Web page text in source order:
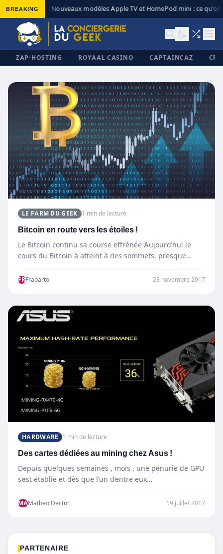
BREAKING Nouveaux modèles Apple TV et HomePod mini : ce qu’on
ZAP-HOSTING ROYAAL CASINO CAPTAINCAZ
✕
LE FARM DU GEEK 1 min de lecture
Bitcoin en route vers les étoiles !
Le Bitcoin continu sa course effrénée Aujourd’hui le
cours du Bitcoin à atteint à des sommets, presque
FRFrabarto 28 novembre 2017
HARDWARE 1 min de lecture
Des cartes dédiées au mining chez Asus !
Depuis quelques semaines , mois , une pénurie de GPU
s’est établie et dès que l’un d’entre eux…
MAMatheo Dector 19 juillet 2017
PARTENAIRE